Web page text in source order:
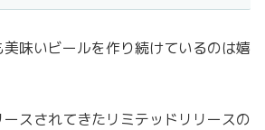
味いビールを作り続けているのは嬉
スされてきたリミテッドリリースの